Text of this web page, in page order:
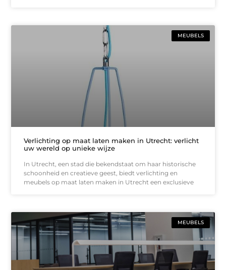
MEUBELS
Verlichting op maat laten maken in Utrecht: verlicht
uw wereld op unieke wijze
In Utrecht, een stad die bekendstaat om haar historische
schoonheid en creatieve geest, biedt verlichting en
meubels op maat laten maken in Utrecht een exclusieve
MEUBELS